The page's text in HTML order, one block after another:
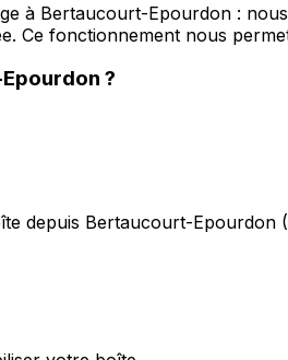
à Bertaucourt-Epourdon :
Ce fonctionnement nous
?
depuis Bertaucourt-Epourdon